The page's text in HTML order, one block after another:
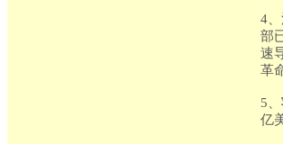
4
部
速
革
5、
亿